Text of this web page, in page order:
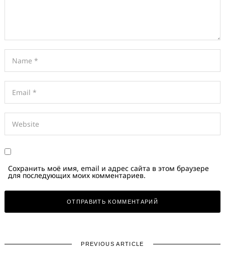
Сохранить моё имя, email и адрес сайта в этом браузере
для последующих моих комментариев.
PREVIOUS ARTICLE